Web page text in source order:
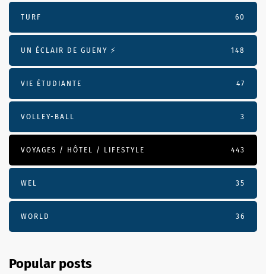
TURF 60
UN ÉCLAIR DE GUENY ⚡️ 148
VIE ÉTUDIANTE 47
VOLLEY-BALL 3
VOYAGES / HÔTEL / LIFESTYLE 443
WEL 35
WORLD 36
Popular posts